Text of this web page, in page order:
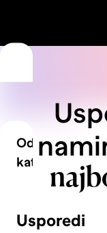
Usporedi
Odaberi
kategoriju
Voće